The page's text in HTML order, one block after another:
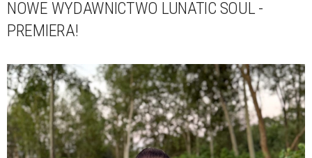
NOWE WYDAWNICTWO LUNATIC SOUL -
PREMIERA!